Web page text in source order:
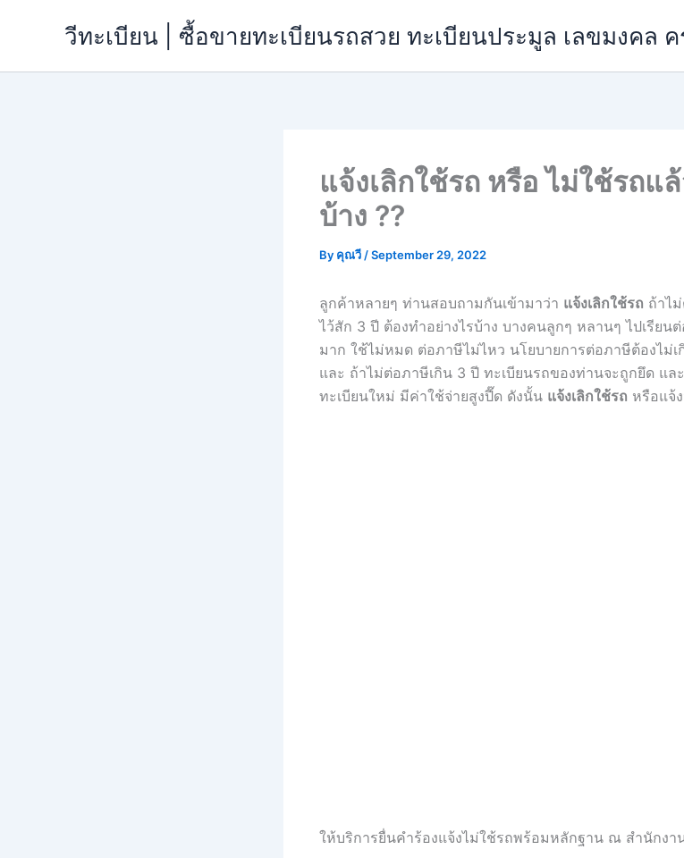
วีทะเบียน | ซื้อขายทะเบียนรถสวย ทะเบียนประมูล เลขมงคล ค
แจ้งเลิกใช้รถ หรือ ไม่ใช้รถแ
บ้าง ??
By คุณวี /September 29, 2022
ลูกค้าหลายๆ ท่านสอบถามกันเข้ามาว่า แจ้งเลิกใช้รถ ถ้าไ
ไว้สัก 3 ปี ต้องทำอย่างไรบ้าง บางคนลูกๆ หลานๆ ไปเรียน
มาก ใช้ไม่หมด ต่อภาษีไม่ไหว นโยบายการต่อภาษีต้องไม่
และ ถ้าไม่ต่อภาษีเกิน 3 ปี ทะเบียนรถของท่านจะถูกยึด แล
ทะเบียนใหม่ มีค่าใช้จ่ายสูงปี๊ด ดังนั้น แจ้งเลิกใช้รถ หรือแจ้
ให้บริการยื่นคำร้องแจ้งไม่ใช้รถพร้อมหลักฐาน ณ สำนักงา